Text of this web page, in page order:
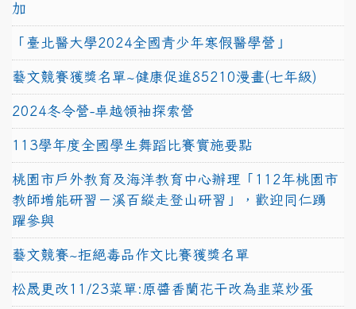
加
「臺北醫大學2024全國青少年寒假醫學營」
藝文競賽獲獎名單~健康促進85210漫畫(七年級)
2024冬令營-卓越領袖探索營
113學年度全國學生舞蹈比賽實施要點
桃園市戶外教育及海洋教育中心辦理「112年桃園市
教師增能研習－溪百縱走登山研習」，歡迎同仁踴
躍參與
藝文競賽~拒絕毒品作文比賽獲獎名單
松晟更改11/23菜單:原醬香蘭花干改為韭菜炒蛋